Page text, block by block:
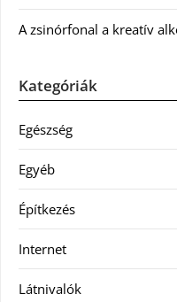
A zsinórfonal a kreatív
Kategóriák
Egészség
Egyéb
Építkezés
Internet
Látnivalók